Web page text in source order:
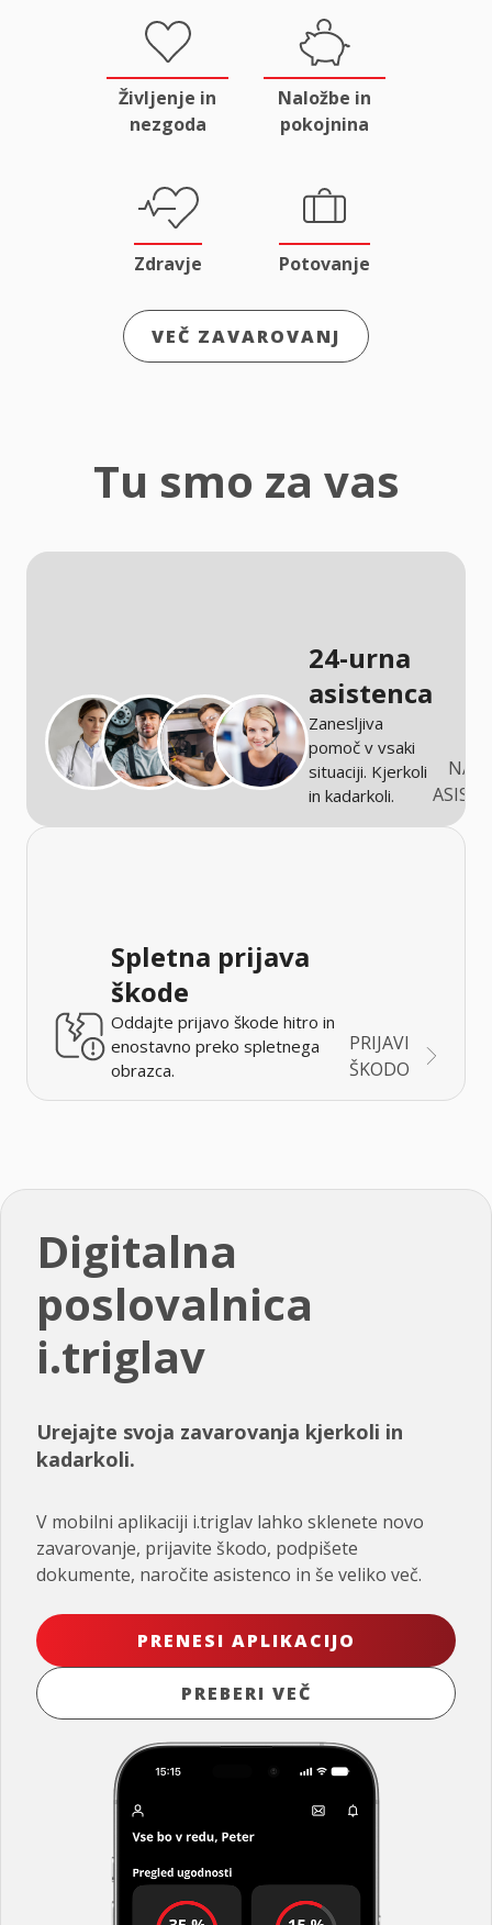
Življenje in
nezgoda
Naložbe in
pokojnina
Zdravje Potovanje
VEČ ZAVAROVANJ
Tu smo za vas
24-urna
asistenca
Zanesljiva
pomoč v vsaki
situaciji. Kjerkoli
in kadarkoli.
Spletna prijava
škode
Oddajte prijavo škode hitro in
enostavno preko spletnega
obrazca.
PRIJAVI
ŠKODO
Digitalna
poslovalnica
i.triglav
Urejajte svoja zavarovanja kjerkoli in
kadarkoli.
V mobilni aplikaciji i.triglav lahko sklenete novo
zavarovanje, prijavite škodo, podpišete
dokumente, naročite asistenco in še veliko več.
PRENESI APLIKACIJO
PREBERI VEČ